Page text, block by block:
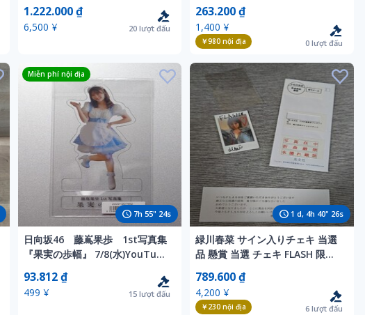
目なしB3ポスター
1.222.000 ₫
6,500 ¥ 20 lượt đấu
アスタンド＋折り目なしB3ポス
ター
263.200 ₫
1,400 ¥
￥980 nội địa 0lượt đấu
7h55" 22s
Miễn phí nội địa
日向坂46 藤嶌果歩 1st写真集
『果実の歩幅』 7/8(水)YouTube
生配信限定特典 組み立て式クリ
アスタンド
93.812 ₫
499 ¥ 15 lượt đấu
1 d, 4h 40" 24s
緑川春菜 サイン入りチェキ 当選
品 懸賞 当選 チェキ FLASH 限定
品 レア サロモ 恋するフリーク
アイドル グラビア グラドル 抽プ
レ
789.600 ₫
4,200 ¥
￥230 nội địa 6lượt đấu